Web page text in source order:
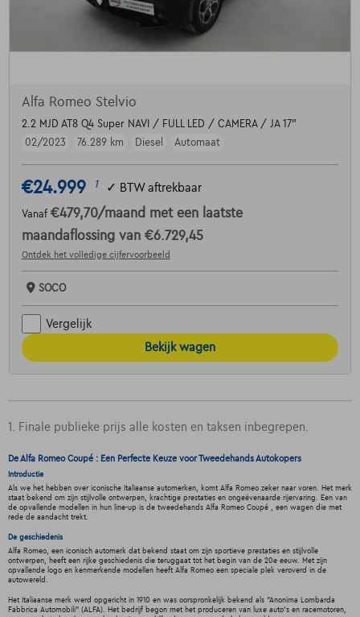
Alfa Romeo Stelvio
2.2 MJD AT8 Q4 Super NAVI / FULL LED / CAMERA / JA 17"
02/2023
76.289 km Diesel Automaat
€24.999 1 ✓ BTW aftrekbaar
Vanaf €479,70/maand met een laatste
maandaflossing van €6.729,45
Ontdek het volledige cijfervoorbeeld
SOCO
Vergelijk
Bekijk wagen
1. Finale publieke prijs alle kosten en taksen inbegrepen.
De Alfa Romeo Coupé : Een Perfecte Keuze voor Tweedehands Autokopers
Introductie
Als we het hebben over iconische Italiaanse automerken, komt Alfa Romeo zeker naar voren. Het merk
staat bekend om zijn stijlvolle ontwerpen, krachtige prestaties en ongeëvenaarde rijervaring. Een van
de opvallende modellen in hun line-up is de tweedehands Alfa Romeo Coupé , een wagen die met
rede de aandacht trekt.
De geschiedenis
Alfa Romeo, een iconisch automerk dat bekend staat om zijn sportieve prestaties en stijlvolle
ontwerpen, heeft een rijke geschiedenis die teruggaat tot het begin van de 20e eeuw. Met zijn
opvallende logo en kenmerkende modellen heeft Alfa Romeo een speciale plek veroverd in de
autowereld.
Het Italiaanse merk werd opgericht in 1910 en was oorspronkelijk bekend als "Anonima Lombarda
Fabbrica Automobili" (ALFA). Het bedrijf begon met het produceren van luxe auto's en racemotoren,